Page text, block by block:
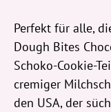
Perfekt für alle,
Dough Bites
Schoko-Cookie-
cremiger
den USA, der